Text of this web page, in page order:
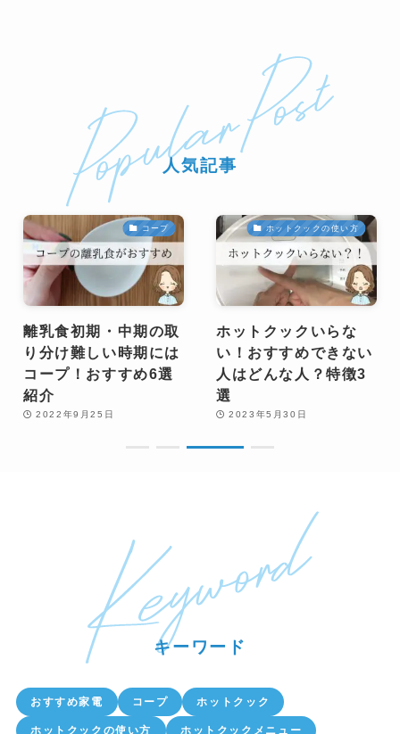
人気記事
コープ
離乳食初期・中期の取
り分け難しい時期には
コープ！おすすめ6選
紹介
2022年9月25日
ホットクックの使い方
ホットクックいらな
い！おすすめできない
人はどんな人？特徴3
選
2023年5月30日
キーワード
おすすめ家電 コープ ホットクック
ホットクックの使い方 ホットクックメニュー